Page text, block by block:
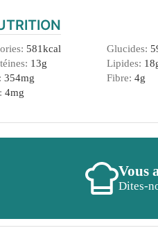
581kcal Glucides:
13g Lipides: 18
354mg Fibre:4g
4mg
Vous
Dites-